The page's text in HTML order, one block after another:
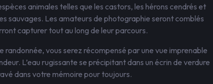
animales telles que les castors, les hérons cendrés et
sauvages. Les amateurs de photographie seront comblés
capturer tout au long de leur parcours.
vous serez récompensé par une vue imprenable
L’eau rugissante se précipitant dans un écrin de verdure
dans votre mémoire pour toujours.